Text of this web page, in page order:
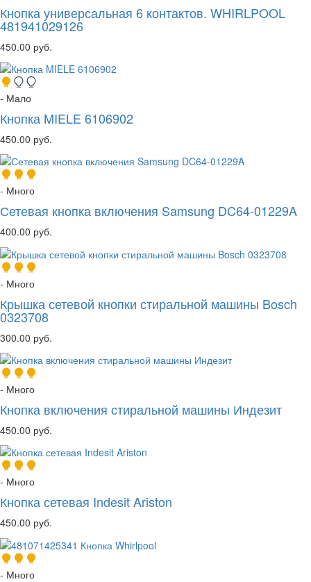
Кнопка универсальная 6 контактов. WHIRLPOOL
481941029126
450.00 руб.
- Мало
Кнопка MIELE 6106902
450.00 руб.
- Много
Сетевая кнопка включения Samsung DC64-01229A
400.00 руб.
- Много
Крышка сетевой кнопки стиральной машины Bosch
0323708
300.00 руб.
- Много
Кнопка включения стиральной машины Индезит
450.00 руб.
- Много
Кнопка сетевая Indesit Ariston
450.00 руб.
- Много